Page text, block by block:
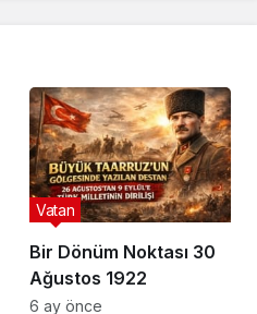
Bir Dönüm Noktası 30
Ağustos 1922
Vatan
6 ay önce